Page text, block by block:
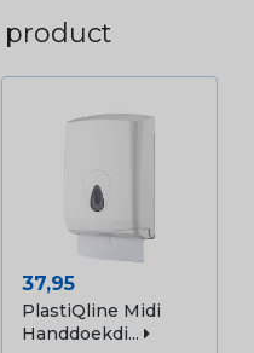
product
Prijs
37,95
PlastiQline Midi
Handdoekdi...